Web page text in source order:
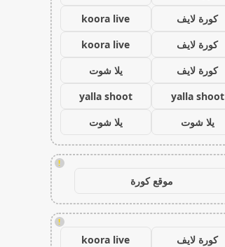
كورة لايف
koora live
كورة لايف
koora live
كورة لايف
يلا شوت
yalla shoot
yalla shoot
يلا شوت
يلا شوت
!
موقع كورة
!
كورة لايف
koora live